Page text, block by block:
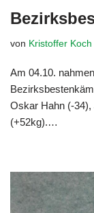
von Kristoffer Koch
Am 04.10.
Oskar Hahn (-34),
(+52kg).…